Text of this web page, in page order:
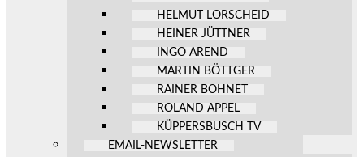
HELMUT LORSCHEID
HEINER JÜTTNER
INGO AREND
MARTIN BÖTTGER
RAINER BOHNET
ROLAND APPEL
KÜPPERSBUSCH TV
EMAIL-NEWSLETTER